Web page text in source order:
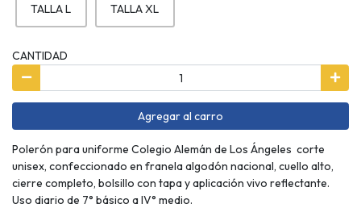
TALLA L TALLA XL
CANTIDAD
Agregar al carro
Polerón para uniforme Colegio Alemán de Los Ángeles corte
unisex, confeccionado en franela algodón nacional, cuello alto,
cierre completo, bolsillo con tapa y aplicación vivo reflectante.
Uso diario de 7° básico a IV° medio.